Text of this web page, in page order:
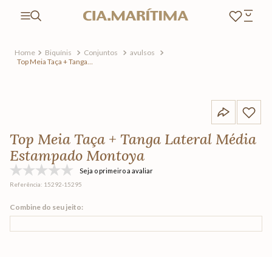
Biquínis Conjuntos
avulsos
Top Meia Taça + Tanga
Top Meia Taça + Tanga Lateral Média
Estampado Montoya
Seja o primeiro a avaliar
Referência: 15292-15295